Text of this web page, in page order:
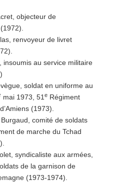
objecteur de
renvoyeur de livret
insoumis au service militaire
soldat en uniforme au
mai 1973, 51 e Régiment
(1973).
comité de soldats
de marche du Tchad
syndicaliste aux armées,
de la garnison de
(1973-1974).